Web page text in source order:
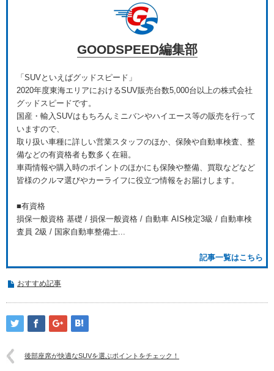
GOODSPEED編集部
「SUVといえばグッドスピード」
2020年度東海エリアにおけるSUV販売台数5,000台以上の株式会社
グッドスピードです。
国産・輸入SUVはもちろんミニバンやハイエース等の販売を行って
いますので、
取り扱い車種に詳しい営業スタッフのほか、保険や自動車検査、整
備などの有資格者も数多く在籍。
車両情報や購入時のポイントのほかにも保険や整備、買取などなど
皆様のクルマ選びやカーライフに役立つ情報をお届けします。
■有資格
損保一般資格 基礎 / 損保一般資格 / 自動車 AIS検定3級 / 自動車検
査員 2級 / 国家自動車整備士...
記事一覧はこちら
おすすめ記事
後部座席が快適なSUVを選ぶポイントをチェック！